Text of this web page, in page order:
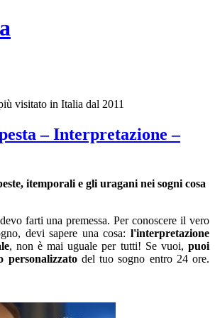
visitato in Italia dal 2011
– Interpretazione –
itemporali e gli uragani nei sogni cosa
farti una premessa. Per conoscere il vero
devi sapere una cosa: l'interpretazione
, non è mai uguale per tutti! Se vuoi, puoi
personalizzatodel tuo sogno entro 24 ore.